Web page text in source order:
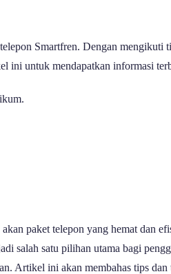
Smartfren. Dengan
ini untuk mendapatkan informasi
paket telepon yang hemat dan
salah satu pilihan utama bagi
Artikel ini akan membahas tips